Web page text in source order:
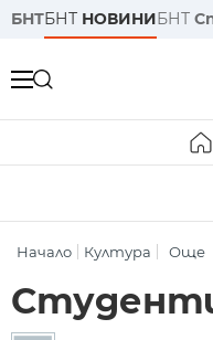
БНТБНТ НОВИНИБНТ
Начало Култура Още